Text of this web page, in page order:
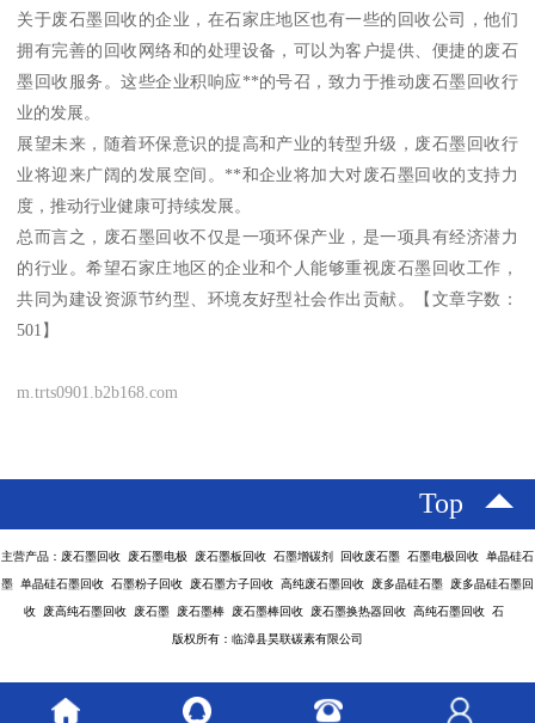
关于废石墨回收的企业，在石家庄地区也有一些的回收公司，他们
拥有完善的回收网络和的处理设备，可以为客户提供、便捷的废石
墨回收服务。这些企业积响应**的号召，致力于推动废石墨回收行
业的发展。
展望未来，随着环保意识的提高和产业的转型升级，废石墨回收行
业将迎来广阔的发展空间。**和企业将加大对废石墨回收的支持力
度，推动行业健康可持续发展。
总而言之，废石墨回收不仅是一项环保产业，是一项具有经济潜力
的行业。希望石家庄地区的企业和个人能够重视废石墨回收工作，
共同为建设资源节约型、环境友好型社会作出贡献。【文章字数：
501】
m.trts0901.b2b168.com
Top
主营产品：废石墨回收 废石墨电极 废石墨板回收 石墨增碳剂 回收废石墨 石墨电极回收 单晶硅石
墨 单晶硅石墨回收 石墨粉子回收 废石墨方子回收 高纯废石墨回收 废多晶硅石墨 废多晶硅石墨回
收 废高纯石墨回收 废石墨 废石墨棒 废石墨棒回收 废石墨换热器回收 高纯石墨回收 石
版权所有：临漳县昊联碳素有限公司